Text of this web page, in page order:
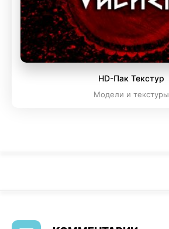
HD-Пак Текстур
Модели и текстуры